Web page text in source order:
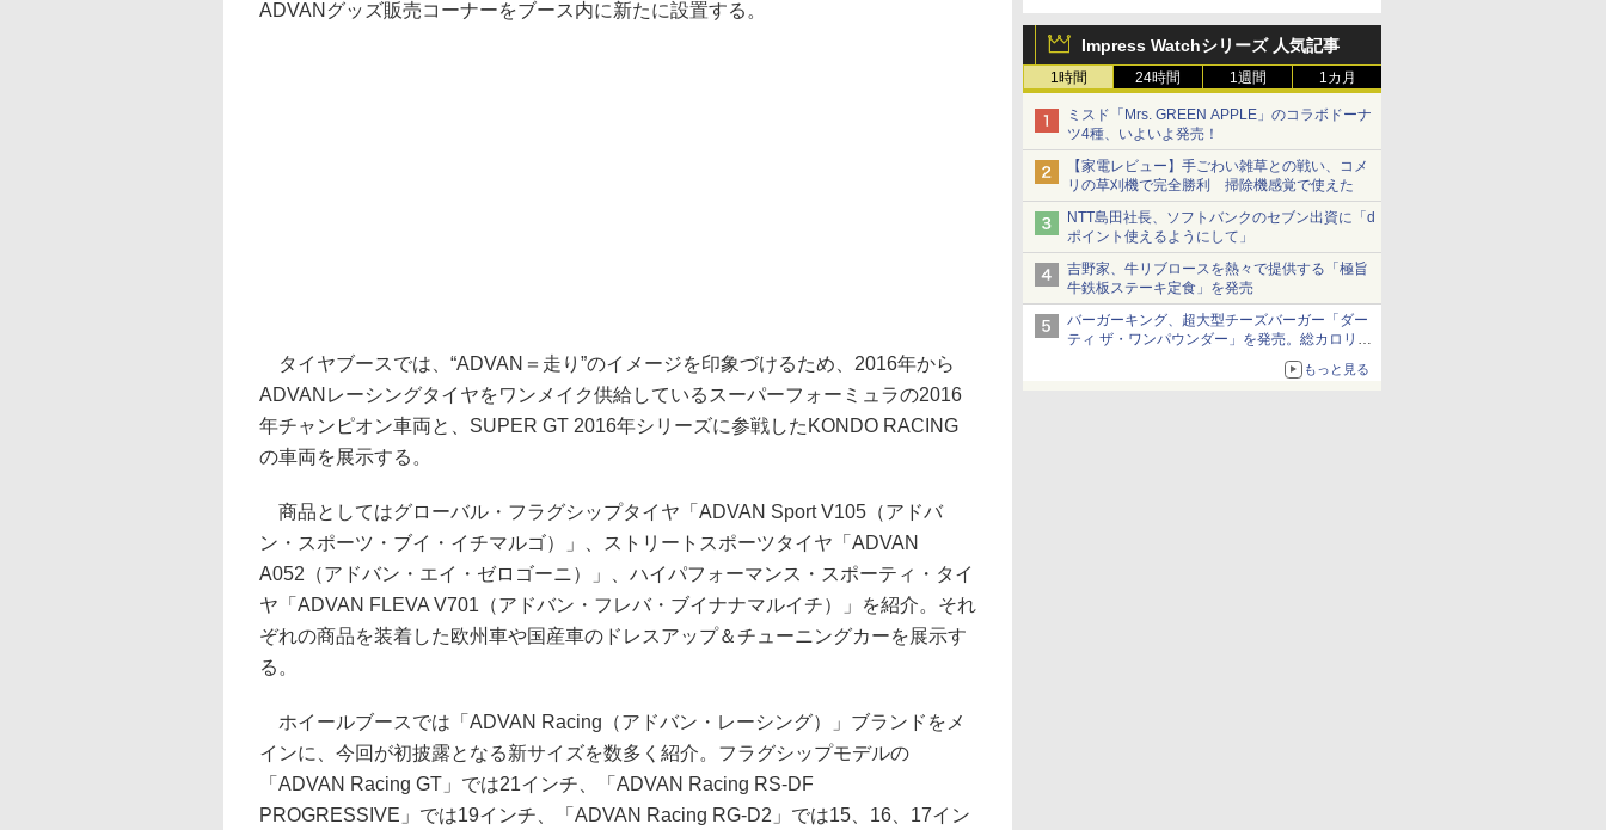
Impress Watchシリーズ 人気記事
1時間 24時間 1週間 1カ月
ミスド「Mrs. GREEN APPLE」のコラボドーナ
ツ4種、いよいよ発売！
【家電レビュー】手ごわい雑草との戦い、コメ
リの草刈機で完全勝利 掃除機感覚で使えた
NTT島田社長、ソフトバンクのセブン出資に「d
ポイント使えるようにして」
吉野家、牛リブロースを熱々で提供する「極旨
牛鉄板ステーキ定食」を発売
バーガーキング、超大型チーズバーガー「ダー
ティ ザ・ワンパウンダー」を発売。総カロリー
もっと見る
ADVANグッズ販売コーナーをブース内に新たに設置する。
タイヤブースでは、“ADVAN＝走り”のイメージを印象づけるため、2016年から
ADVANレーシングタイヤをワンメイク供給しているスーパーフォーミュラの2016
年チャンピオン車両と、SUPER GT 2016年シリーズに参戦したKONDO RACING
の車両を展示する。
商品としてはグローバル・フラグシップタイヤ「ADVAN Sport V105（アドバ
ン・スポーツ・ブイ・イチマルゴ）」、ストリートスポーツタイヤ「ADVAN
A052（アドバン・エイ・ゼロゴーニ）」、ハイパフォーマンス・スポーティ・タイ
ヤ「ADVAN FLEVA V701（アドバン・フレバ・ブイナナマルイチ）」を紹介。それ
ぞれの商品を装着した欧州車や国産車のドレスアップ＆チューニングカーを展示す
る。
ホイールブースでは「ADVAN Racing（アドバン・レーシング）」ブランドをメ
インに、今回が初披露となる新サイズを数多く紹介。フラグシップモデルの
「ADVAN Racing GT」では21インチ、「ADVAN Racing RS-DF
PROGRESSIVE」では19インチ、「ADVAN Racing RG-D2」では15、16、17イン